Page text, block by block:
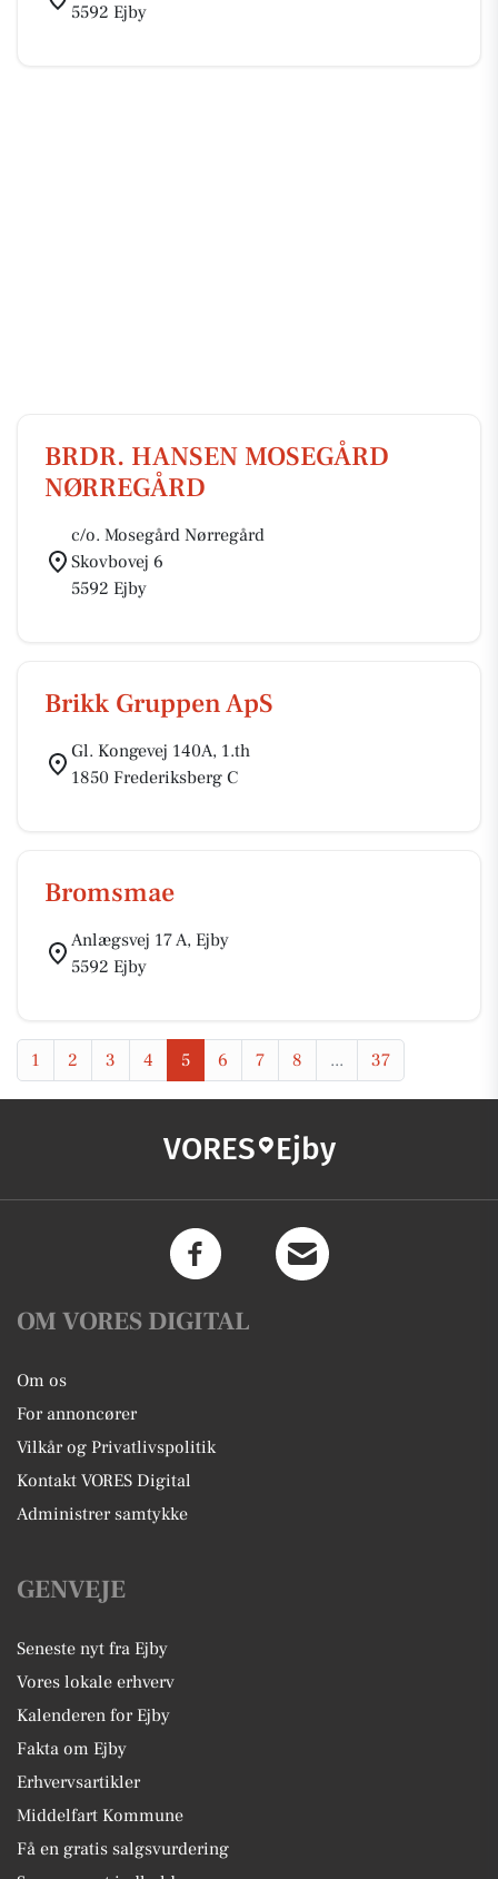
5592 Ejby
BRDR. HANSEN MOSEGÅRD
NØRREGÅRD
c/o. Mosegård Nørregård
Skovbovej 6
5592 Ejby
Brikk Gruppen ApS
Gl. Kongevej 140A, 1.th
1850 Frederiksberg C
Bromsmae
Anlægsvej 17 A, Ejby
5592 Ejby
1 2 3 4 5 6 7 8 ... 37
VORES Ejby
OM VORES DIGITAL
Om os
For annoncører
Vilkår og Privatlivspolitik
Kontakt VORES Digital
Administrer samtykke
GENVEJE
Seneste nyt fra Ejby
Vores lokale erhverv
Kalenderen for Ejby
Fakta om Ejby
Erhvervsartikler
Middelfart Kommune
Få en gratis salgsvurdering